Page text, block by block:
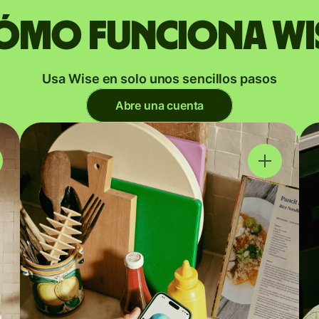
funciona
Usa Wise en solo unos sencillos pasos
Abre una cuenta